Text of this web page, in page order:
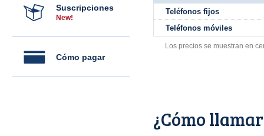
Suscripciones
New!
Cómo pagar
Teléfonos fijos
Teléfonos móviles
Los precios se muestran en
¿Cómo